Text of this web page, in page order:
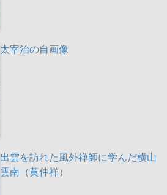
太宰治の自画像
出雲を訪れた風外禅師に学んだ横山
雲南（黄仲祥）